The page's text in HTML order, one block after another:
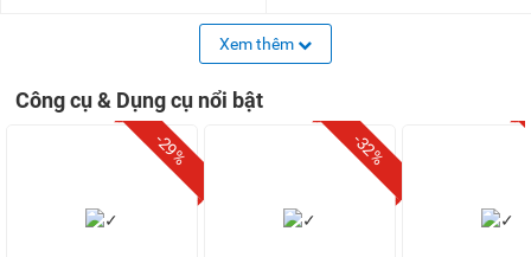
Xem thêm
Công cụ & Dụng cụ nổi bật
-29% -32%